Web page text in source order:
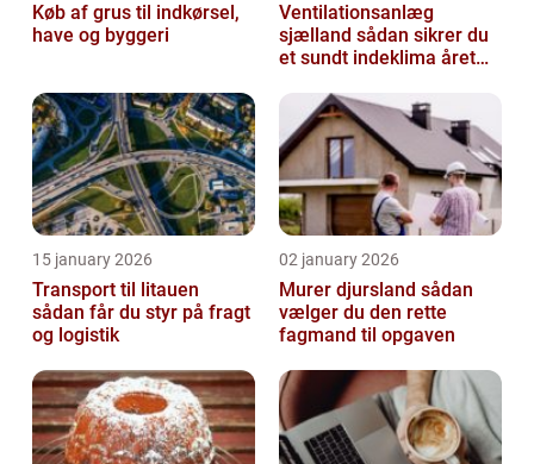
Køb af grus til indkørsel,
have og byggeri
Ventilationsanlæg
sjælland sådan sikrer du
et sundt indeklima året
15 january 2026
Transport til litauen
sådan får du styr på fragt
og logistik
02 january 2026
Murer djursland sådan
vælger du den rette
fagmand til opgaven